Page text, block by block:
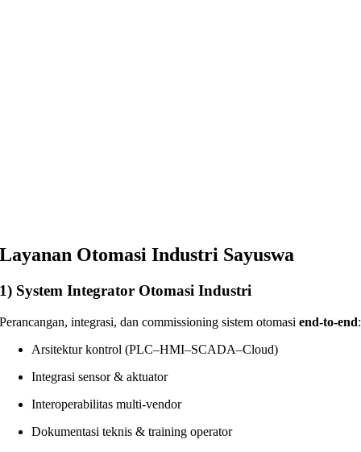
Layanan Otomasi Industri Sayuswa
1) System Integrator Otomasi Industri
Perancangan, integrasi, dan commissioning sistem otomasiend-to-end:
Arsitektur kontrol (PLC–HMI–SCADA–Cloud)
Integrasi sensor & aktuator
Interoperabilitas multi-vendor
Dokumentasi teknis & training operator